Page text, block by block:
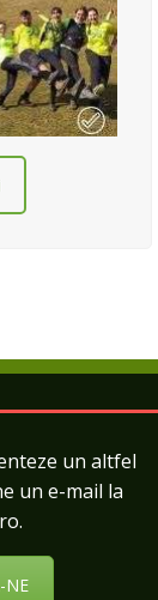
un altfel
un e-mail la
NE